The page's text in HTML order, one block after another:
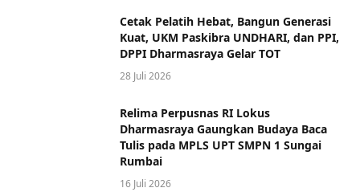
Cetak Pelatih Hebat, Bangun Generasi
Kuat, UKM Paskibra UNDHARI, dan PPI,
DPPI Dharmasraya Gelar TOT
28 Juli 2026
Relima Perpusnas RI Lokus
Dharmasraya Gaungkan Budaya Baca
Tulis pada MPLS UPT SMPN 1 Sungai
Rumbai
16 Juli 2026